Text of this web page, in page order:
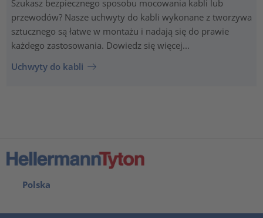
Szukasz bezpiecznego sposobu mocowania kabli lub
przewodów? Nasze uchwyty do kabli wykonane z tworzywa
sztucznego są łatwe w montażu i nadają się do prawie
każdego zastosowania. Dowiedz się więcej...
Uchwyty do kabli
Polska